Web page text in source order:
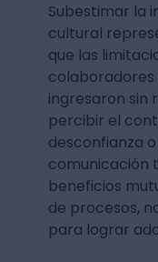
Subestimar la
cultural
que las
colaboradores
ingresaron sin
percibir el
desconfianza
comunicación
beneficios
de procesos,
para lograr